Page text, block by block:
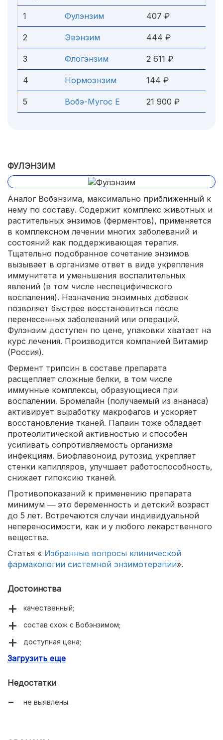
1 Фулэнзим 407 ₽
2 Эвэнзим 444 ₽
3 Флогэнзим 2 611 ₽
4 Нормоэнзим 144 ₽
5 Вобэ-Мугос Е 21 900 ₽
ФУЛЭНЗИМ
Аналог Вобэнзима, максимально приближенный к
нему по составу. Содержит комплекс животных и
растительных энзимов (ферментов), применяется
в комплексном лечении многих заболеваний и
состояний как поддерживающая терапия.
Тщательно подобранное сочетание энзимов
вызывает в организме ответ в виде укрепления
иммунитета и уменьшения воспалительных
явлений (в том числе неспецифического
воспаления). Назначение энзимных добавок
позволяет быстрее восстановиться после
перенесенных заболеваний или операций.
Фулэнзим доступен по цене, упаковки хватает на
курс лечения. Производится компанией Витамир
(Россия).
Фермент трипсин в составе препарата
расщепляет сложные белки, в том числе
иммунные комплексы, образующиеся при
воспалении. Бромелайн (получаемый из ананаса)
активирует выработку макрофагов и ускоряет
восстановление тканей. Папаин тоже обладает
протеолитической активностью и способен
усиливать сопротивляемость организма
инфекциям. Биофлавоноид рутозид укрепляет
стенки капилляров, улучшает работоспособность,
снижает гипоксию тканей.
Противопоказаний к применению препарата
минимум ― это беременность и детский возраст
до 5 лет. Встречаются случаи индивидуальной
непереносимости, как и у любого лекарственного
вещества.
Статья « Избранные вопросы клинической
фармакологии системной энзимотерапии».
Достоинства
качественный;
состав схож с Вобэнзимом;
доступная цена;
общеукрепляющее действие.
Загрузить еще
Недостатки
не выявлены.